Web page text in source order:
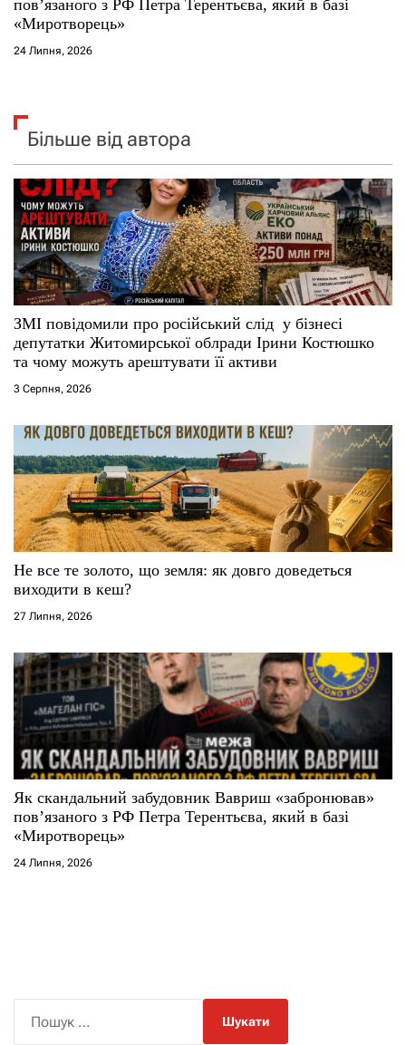
повʼязаного з РФ Петра Терентьєва, який в базі
«Миротворець»
24 Липня, 2026
Більше від автора
ЗМІ повідомили про російський слід у бізнесі
депутатки Житомирської облради Ірини Костюшко
та чому можуть арештувати її активи
3 Серпня, 2026
Не все те золото, що земля: як довго доведеться
виходити в кеш?
27 Липня, 2026
Як скандальний забудовник Вавриш «забронював»
повʼязаного з РФ Петра Терентьєва, який в базі
«Миротворець»
24 Липня, 2026